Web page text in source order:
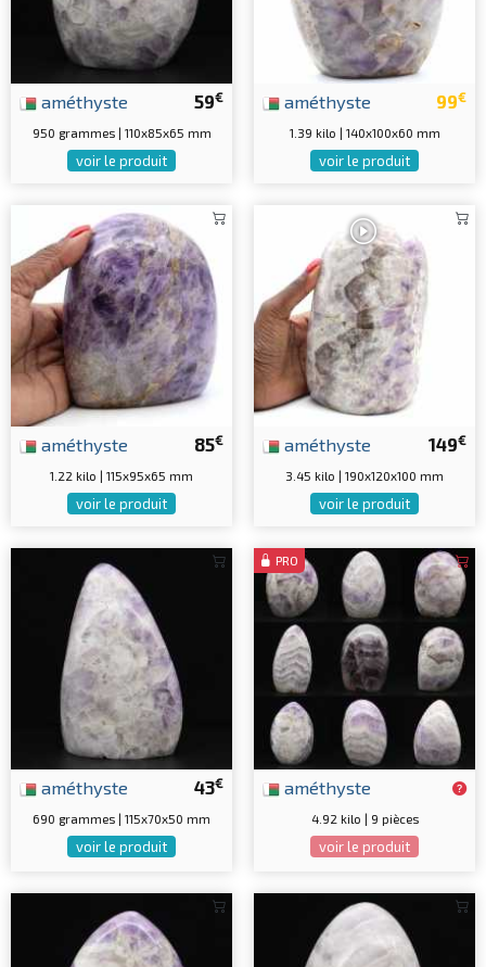
59€
améthyste
950 grammes | 110x85x65 mm
voir le produit
99€
améthyste
1.39 kilo | 140x100x60 mm
voir le produit
85€
améthyste
1.22 kilo | 115x95x65 mm
voir le produit
149€
améthyste
3.45 kilo | 190x120x100 mm
voir le produit
43€
améthyste
690 grammes | 115x70x50 mm
voir le produit
PRO
améthyste
4.92 kilo | 9 pièces
voir le produit